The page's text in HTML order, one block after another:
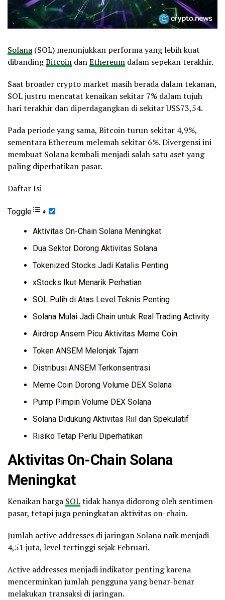
Solana (SOL) menunjukkan performa yang lebih kuat
dibandingBitcoin danEthereum dalam sepekan terakhir.
Saat broader crypto market masih berada dalam tekanan,
SOL justru mencatat kenaikan sekitar 7% dalam tujuh
hari terakhir dan diperdagangkan di sekitar US$73,54.
Pada periode yang sama, Bitcoin turun sekitar 4,9%,
sementara Ethereum melemah sekitar 6%. Divergensi ini
membuat Solana kembali menjadi salah satu aset yang
paling diperhatikan pasar.
Daftar Isi
Toggle
Aktivitas On-Chain Solana Meningkat
Dua Sektor Dorong Aktivitas Solana
Tokenized Stocks Jadi Katalis Penting
xStocks Ikut Menarik Perhatian
SOL Pulih di Atas Level Teknis Penting
Solana Mulai Jadi Chain untuk Real Trading Activity
Airdrop Ansem Picu Aktivitas Meme Coin
Token ANSEM Melonjak Tajam
Distribusi ANSEM Terkonsentrasi
Meme Coin Dorong Volume DEX Solana
Pump Pimpin Volume DEX Solana
Solana Didukung Aktivitas Riil dan Spekulatif
Risiko Tetap Perlu Diperhatikan
Aktivitas On-Chain Solana
Meningkat
Kenaikan harga SOLtidak hanya didorong oleh sentimen
pasar, tetapi juga peningkatan aktivitas on-chain.
Jumlah active addresses di jaringan Solana naik menjadi
4,51 juta, level tertinggi sejak Februari.
Active addresses menjadi indikator penting karena
mencerminkan jumlah pengguna yang benar-benar
melakukan transaksi di jaringan.